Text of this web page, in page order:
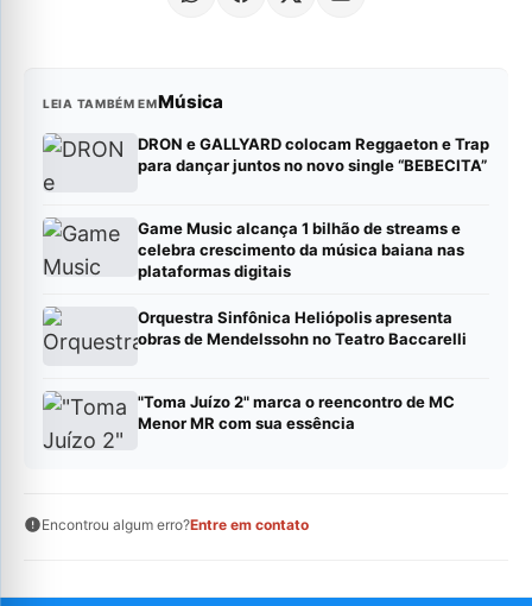
LEIA TAMBÉM EMMúsica
DRON e GALLYARD colocam Reggaeton e Trap
para dançar juntos no novo single “BEBECITA”
Game Music alcança 1 bilhão de streams e
celebra crescimento da música baiana nas
plataformas digitais
Orquestra Sinfônica Heliópolis apresenta
obras de Mendelssohn no Teatro Baccarelli
"Toma Juízo 2" marca o reencontro de MC
Menor MR com sua essência
Encontrou algum erro?Entre em contato